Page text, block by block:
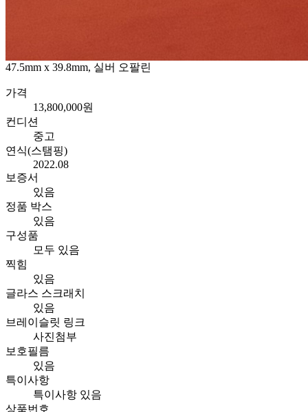
47.5mm x 39.8mm, 실버 오팔린
가격
13,800,000원
컨디션
중고
연식(스탬핑)
2022.08
보증서
있음
정품 박스
있음
구성품
모두 있음
찍힘
있음
글라스 스크래치
있음
브레이슬릿 링크
사진첨부
보호필름
있음
특이사항
특이사항 있음
상품번호